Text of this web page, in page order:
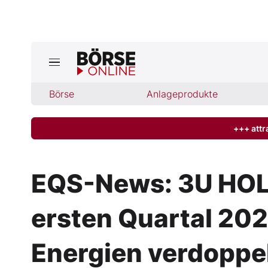
Börse Anlageprodukte
Jetzt aktuelle Ausgabe BÖRSE ONLINE lesen
Finanz-Check
Abo & Shop
BO-Musterdepots
+++
EQS-News: 3U
ersten Quartal
Energien